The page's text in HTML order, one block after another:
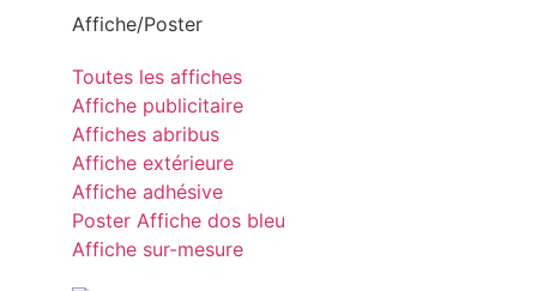
Affiche/Poster
Toutes les affiches
Affiche publicitaire
Affiches abribus
Affiche extérieure
Affiche adhésive
Poster Affiche dos bleu
Affiche sur-mesure